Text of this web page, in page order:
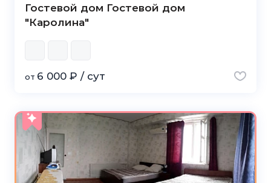
Гостевой дом Гостевой дом
"Каролина"
от 6 000 ₽ / сут